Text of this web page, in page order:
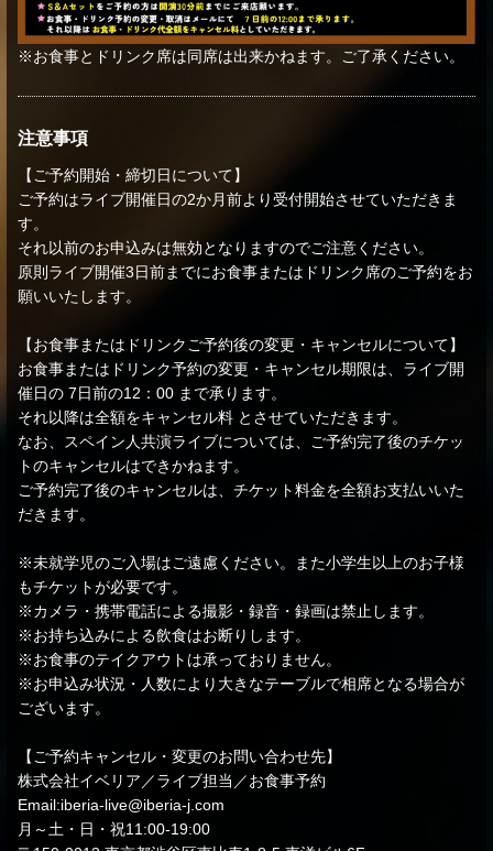
※お食事とドリンク席は同席は出来かねます。ご了承ください。
注意事項
【ご予約開始・締切日について】
ご予約はライブ開催日の2か月前より受付開始させていただきま
す。
それ以前のお申込みは無効となりますのでご注意ください。
原則ライブ開催3日前までにお食事またはドリンク席のご予約をお
願いいたします。
【お食事またはドリンクご予約後の変更・キャンセルについて】
お食事またはドリンク予約の変更・キャンセル期限は、ライブ開
催日の 7日前の12：00 まで承ります。
それ以降は全額をキャンセル料 とさせていただきます。
なお、スペイン人共演ライブについては、ご予約完了後のチケッ
トのキャンセルはできかねます。
ご予約完了後のキャンセルは、チケット料金を全額お支払いいた
だきます。
※未就学児のご入場はご遠慮ください。また小学生以上のお子様
もチケットが必要です。
※カメラ・携帯電話による撮影・録音・録画は禁止します。
※お持ち込みによる飲食はお断りします。
※お食事のテイクアウトは承っておりません。
※お申込み状況・人数により大きなテーブルで相席となる場合が
ございます。
【ご予約キャンセル・変更のお問い合わせ先】
株式会社イベリア／ライブ担当／お食事予約
Email:iberia-live@iberia-j.com
月～土・日・祝11:00-19:00